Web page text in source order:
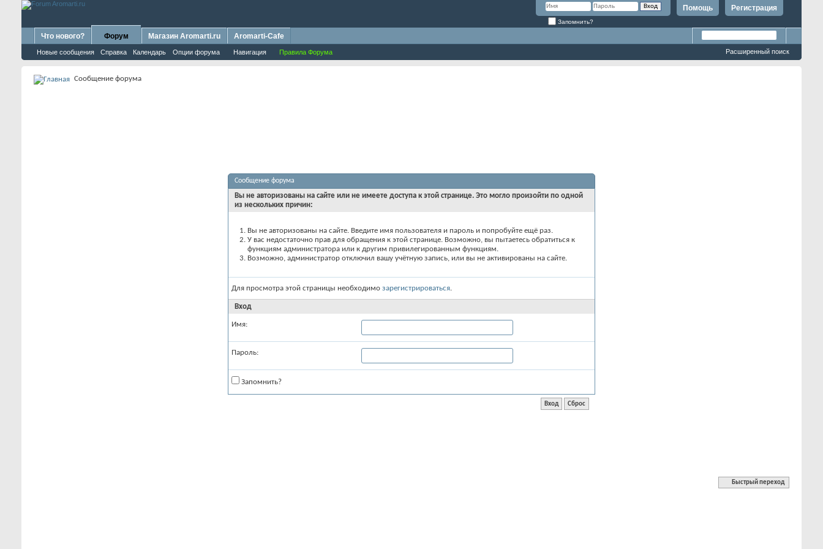
Регистрация
Помощь
Запомнить?
Что нового? Форум
Новые сообщения Справка Календарь Опции форума Навигация Правила Форума
Магазин Aromarti.ru Aromarti-Cafe
Расширенный поиск
Сообщение форума
Сообщение форума
Вы не авторизованы на сайте или не имеете доступа к этой странице. Это могло произойти по одной
из нескольких причин:
Вы не авторизованы на сайте. Введите имя пользователя и пароль и попробуйте ещё раз.
У вас недостаточно прав для обращения к этой странице. Возможно, вы пытаетесь обратиться к
функциям администратора или к другим привилегированным функциям.
Возможно, администратор отключил вашу учётную запись, или вы не активированы на сайте.
Для просмотра этой страницы необходимо зарегистрироваться.
Вход
Имя:
Пароль:
Запомнить?
Быстрый переход